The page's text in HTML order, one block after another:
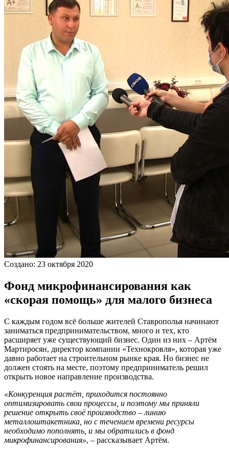
Создано: 23 октября 2020
Фонд микрофинансирования как
«скорая помощь» для малого бизнеса
С каждым годом всё больше жителей Ставрополья начинают
заниматься предпринимательством, много и тех, кто
расширяет уже существующий бизнес. Один из них – Артём
Мартиросян, директор компании «Технокровля», которая уже
давно работает на строительном рынке края. Но бизнес не
должен стоять на месте, поэтому предприниматель решил
открыть новое направление производства.
«Конкуренция растёт, приходится постоянно
оптимизировать свои процессы, и поэтому мы приняли
решение открыть своё производство – линию
металлоштакетника, но с течением времени ресурсы
необходимо пополнять, и мы обратились в фонд
микрофинансирования», – рассказывает Артём.